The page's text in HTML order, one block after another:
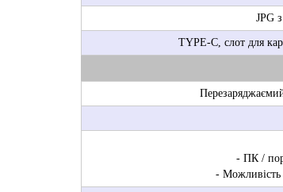
JPG
TYPE-C, слот для
- ПК /
- Можливість